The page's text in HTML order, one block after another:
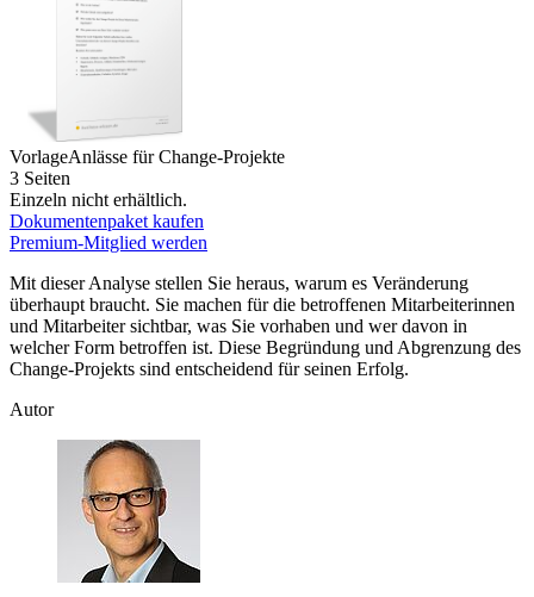
VorlageAnlässe für Change-Projekte
3 Seiten
Einzeln nicht erhältlich.
Dokumentenpaket kaufen
Premium-Mitglied werden
Mit dieser Analyse stellen Sie heraus, warum es Veränderung
überhaupt braucht. Sie machen für die betroffenen Mitarbeiterinnen
und Mitarbeiter sichtbar, was Sie vorhaben und wer davon in
welcher Form betroffen ist. Diese Begründung und Abgrenzung des
Change-Projekts sind entscheidend für seinen Erfolg.
Autor